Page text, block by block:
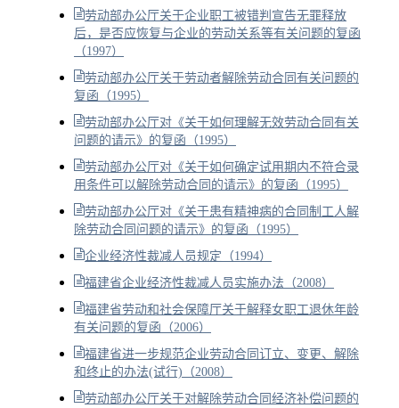
劳动部办公厅关于企业职工被错判宣告无罪释放
后，是否应恢复与企业的劳动关系等有关问题的复函
（1997）
劳动部办公厅关于劳动者解除劳动合同有关问题的
复函（1995）
劳动部办公厅对《关于如何理解无效劳动合同有关
问题的请示》的复函（1995）
劳动部办公厅对《关于如何确定试用期内不符合录
用条件可以解除劳动合同的请示》的复函（1995）
劳动部办公厅对《关于患有精神病的合同制工人解
除劳动合同问题的请示》的复函（1995）
企业经济性裁减人员规定（1994）
福建省企业经济性裁减人员实施办法（2008）
福建省劳动和社会保障厅关于解释女职工退休年龄
有关问题的复函（2006）
福建省进一步规范企业劳动合同订立、变更、解除
和终止的办法(试行)（2008）
劳动部办公厅关于对解除劳动合同经济补偿问题的